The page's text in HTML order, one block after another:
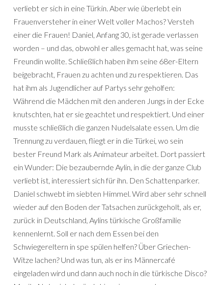
verliebt er sich in eine Türkin. Aber wie überlebt ein
Frauenversteher in einer Welt voller Machos? Versteh
einer die Frauen! Daniel, Anfang 30, ist gerade verlassen
worden – und das, obwohl er alles gemacht hat, was seine
Freundin wollte. Schließlich haben ihm seine 68er-Eltern
beigebracht, Frauen zu achten und zu respektieren. Das
hat ihm als Jugendlicher auf Partys sehr geholfen:
Während die Mädchen mit den anderen Jungs in der Ecke
knutschten, hat er sie geachtet und respektiert. Und einer
musste schließlich die ganzen Nudelsalate essen. Um die
Trennung zu verdauen, fliegt er in die Türkei, wo sein
bester Freund Mark als Animateur arbeitet. Dort passiert
ein Wunder: Die bezaubernde Aylin, in die der ganze Club
verliebt ist, interessiert sich für ihn. Den Schattenparker.
Daniel schwebt im siebten Himmel. Wird aber sehr schnell
wieder auf den Boden der Tatsachen zurückgeholt, als er,
zurück in Deutschland, Aylins türkische Großfamilie
kennenlernt. Soll er nach dem Essen bei den
Schwiegereltern in spe spülen helfen? Über Griechen-
Witze lachen? Und was tun, als er ins Männercafé
eingeladen wird und dann auch noch in die türkische Disco?